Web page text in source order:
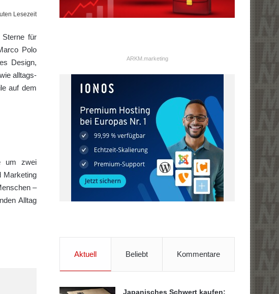
Lesezeit
für
Polo
Design,
alltags-
auf dem
um zwei
Marketing
–
Alltag
ARKM.marketing
Aktuell Beliebt Kommentare
Japanisches Schwert kaufen: